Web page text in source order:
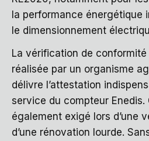
la performance énergétique
le dimensionnement
La vérification de
réalisée par un organisme
délivre l’attestation
service du compteur
également exigé lors d’une
d’une rénovation lourde.